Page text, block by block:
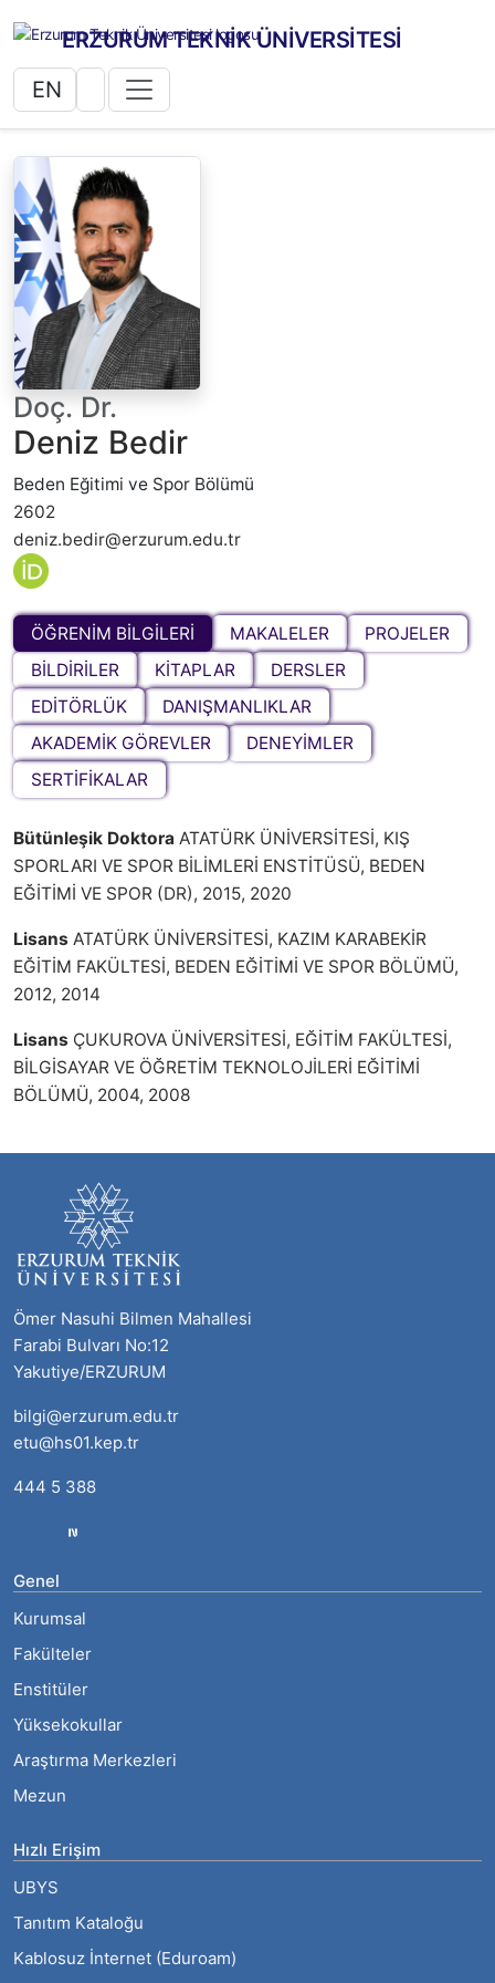
ERZURUM TEKNİK ÜNİVERSİTESİ
EN
Doç. Dr.
Deniz Bedir
Beden Eğitimi ve Spor Bölümü
2602
deniz.bedir@erzurum.edu.tr
ÖĞRENİM BİLGİLERİ MAKALELER
PROJELER
BİLDİRİLER
KİTAPLAR
DERSLER
EDİTÖRLÜK
DANIŞMANLIKLAR
AKADEMİK GÖREVLER
DENEYİMLER
SERTİFİKALAR
Bütünleşik Doktora ATATÜRK ÜNİVERSİTESİ, KIŞ
SPORLARI VE SPOR BİLİMLERİ ENSTİTÜSÜ, BEDEN
EĞİTİMİ VE SPOR (DR), 2015, 2020
Lisans ATATÜRK ÜNİVERSİTESİ, KAZIM KARABEKİR
EĞİTİM FAKÜLTESİ, BEDEN EĞİTİMİ VE SPOR BÖLÜMÜ,
2012, 2014
Lisans ÇUKUROVA ÜNİVERSİTESİ, EĞİTİM FAKÜLTESİ,
BİLGİSAYAR VE ÖĞRETİM TEKNOLOJİLERİ EĞİTİMİ
BÖLÜMÜ, 2004, 2008
Ömer Nasuhi Bilmen Mahallesi
Farabi Bulvarı No:12
Yakutiye/ERZURUM
bilgi@erzurum.edu.tr
etu@hs01.kep.tr
444 5 388
Genel
Kurumsal
Fakülteler
Enstitüler
Yüksekokullar
Araştırma Merkezleri
Mezun
Hızlı Erişim
UBYS
Tanıtım Kataloğu
Kablosuz İnternet (Eduroam)